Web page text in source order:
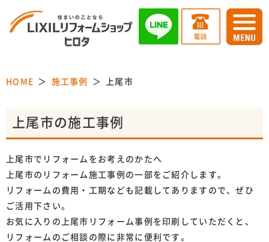
HOME 施工事例 上尾市
上尾市の施工事例
上尾市でリフォームをお考えのかたへ
上尾市のリフォーム施工事例の一部をご紹介します。
リフォームの費用・工期なども記載してありますので、ぜひ
ご活用下さい。
お気に入りの上尾市リフォーム事例を印刷していただくと、
リフォームのご相談の際に非常に便利です。